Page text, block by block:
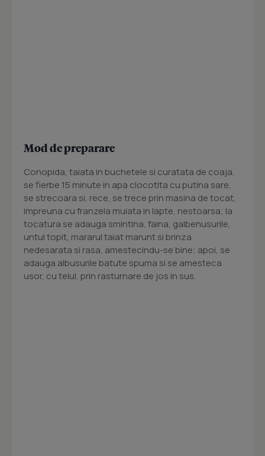
Mod de preparare
Conopida, taiata in buchetele si curatata de coaja,
se fierbe 15 minute in apa clocotita cu putina sare,
se strecoara si, rece, se trece prin masina de tocat,
impreuna cu franzela muiata in lapte, nestoarsa; la
tocatura se adauga smintina, faina, galbenusurile,
untul topit, mararul taiat marunt si brinza
nedesarata si rasa, amestecindu-se bine; apoi, se
adauga albusurile batute spuma si se amesteca
usor, cu telul, prin rasturnare de jos in sus.